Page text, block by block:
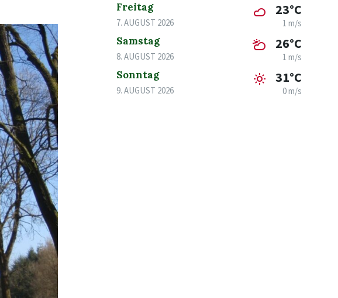
Freitag
7. AUGUST 2026
23°C
1 m/s
Samstag
8. AUGUST 2026
26°C
1 m/s
Sonntag
9. AUGUST 2026
31°C
0 m/s